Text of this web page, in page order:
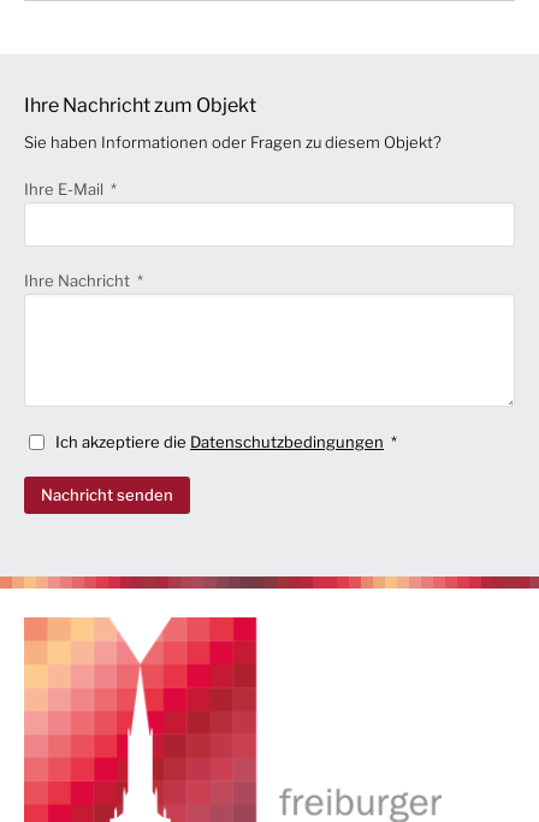
Ihre Nachricht zum Objekt
Sie haben Informationen oder Fragen zu diesem Objekt?
Ihre E-Mail
Ihre Nachricht
Ich akzeptiere die Datenschutzbedingungen
Nachricht senden